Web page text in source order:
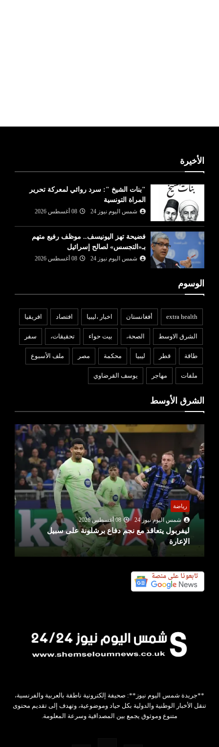
الأخيرة
"بنات الشيخ ": سرد روائي لمعركة تحرير
المراة التونسية
شمس اليوم نيوز 24 08 أغسطس 2026
فضيحة تهز اليونيسف.. موظف رفيع متهم
بـ«التجسس» لصالح إسرائيل
شمس اليوم نيوز 24 08 أغسطس 2026
الوسوم
extra health أفغانستان اخبار ،ليبيا افتصاد افريقيا
الشرق الاوسط الصحة، بيت حواء تحقيقات، سفر
طاقة قطر ليبيا محكمة مصر ملف الأسبوع
ملفات مهاجر يوسف القرضاوي
الشرق الأوسط
رياضة
شمس اليوم نيوز 24
08 أغسطس 2026
ليفربول يتعاقد مع نجم دفاع برشلونة على سبيل
الإعارة
**جريدة شمس اليوم نيوز**: صحيفة إلكترونية ناطقة بالعربية والفرنسية،
تنقل الأخبار الوطنية والدولية بكل حياد وموضوعية، وتهدف إلى تقديم محتوى
متنوع وموثوق يجمع بين المصداقية وسرعة المعلومة.